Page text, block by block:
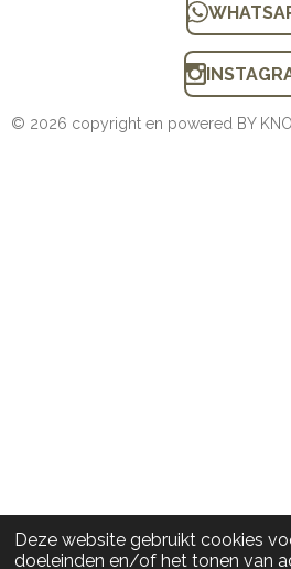
Deze website gebruikt cookies
doeleinden en/of het tonen van
© 2026 copyright en powered BY